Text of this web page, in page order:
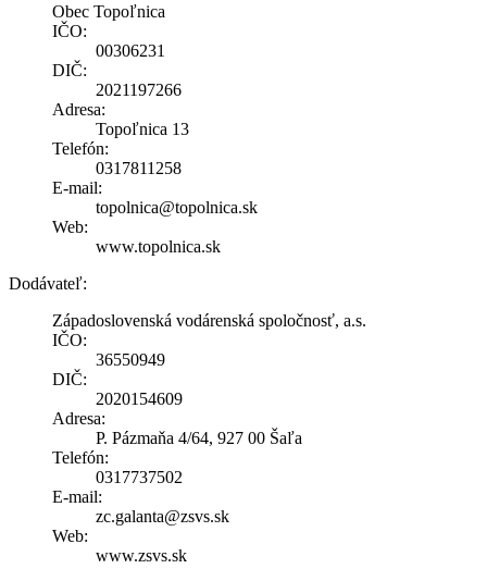
Obec Topoľnica
IČO:
00306231
DIČ:
2021197266
Adresa:
Topoľnica 13
Telefón:
0317811258
E-mail:
topolnica@topolnica.sk
Web:
www.topolnica.sk
Dodávateľ:
Západoslovenská vodárenská spoločnosť, a.s.
IČO:
36550949
DIČ:
2020154609
Adresa:
P. Pázmaňa 4/64, 927 00 Šaľa
Telefón:
0317737502
E-mail:
zc.galanta@zsvs.sk
Web:
www.zsvs.sk